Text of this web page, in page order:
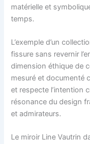
matérielle et
temps.
L’exemple d’un
fissure sans revernir
dimension éthique de
mesuré et documenté
et respecte l’intention
résonance du design
et admirateurs.
Le miroir Line Vautrin